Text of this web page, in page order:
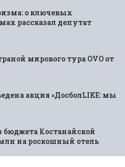
о ключевых
рассказал депутат
мирового тура OVO от
акция «ДосболLIKE: мы
бюджета Костанайской
на роскошный отель